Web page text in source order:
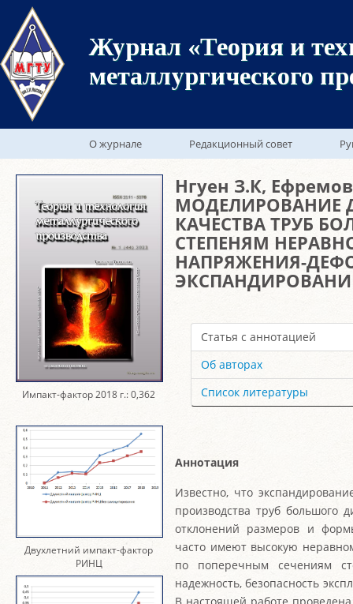
Журнал «Теория и
металлургического
О журнале Редакционный совет
Импакт-фактор 2018 г.: 0,362
Двухлетний импакт-фактор
РИНЦ
Нгуен З.К,
МОДЕЛИРОВАНИЕ
КАЧЕСТВА ТРУБ
СТЕПЕНЯМ
НАПРЯЖЕНИЯ-
Статья с аннотацией
Об авторах
Список литературы
Аннотация
Известно, что
производства труб большого
отклонений размеров и
часто имеют высокую
по поперечным сечениям
надежность, безопасность